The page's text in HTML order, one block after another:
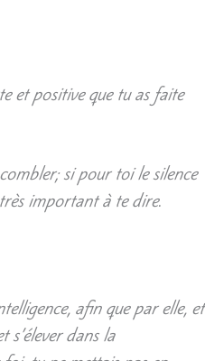
et positiveque tu as faite
si pour toi le silence
important à te dire.
afin que par elle, et
dans la